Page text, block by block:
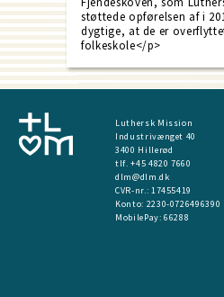
støttede opførelsen af i
dygtige, at de er
folkeskole</p>
Luthersk Mission
Industrivænget 40
3400 Hillerød
tlf. +45 4820 7660
dlm@dlm.dk
CVR-nr.: 17455419
​Konto: 2230-0726496390
MobilePay:66288